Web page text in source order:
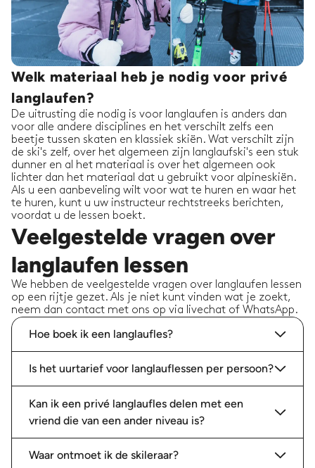
Welk materiaal heb je nodig voor privé
langlaufen?
De uitrusting die nodig is voor langlaufen is anders dan
voor alle andere disciplines en het verschilt zelfs een
beetje tussen skaten en klassiek skiën. Wat verschilt zijn
de ski's zelf, over het algemeen zijn langlaufski's een stuk
dunner en al het materiaal is over het algemeen ook
lichter dan het materiaal dat u gebruikt voor alpineskiën.
Als u een aanbeveling wilt voor wat te huren en waar het
te huren, kunt u uw instructeur rechtstreeks berichten,
voordat u de lessen boekt.
Veelgestelde vragen over
langlaufen lessen
We hebben de veelgestelde vragen over langlaufen lessen
op een rijtje gezet. Als je niet kunt vinden wat je zoekt,
neem dan contact met ons op via livechat of WhatsApp.
Hoe boek ik een langlaufles?
Is het uurtarief voor langlauflessen per persoon?
Kan ik een privé langlaufles delen met een
vriend die van een ander niveau is?
Waar ontmoet ik de skileraar?